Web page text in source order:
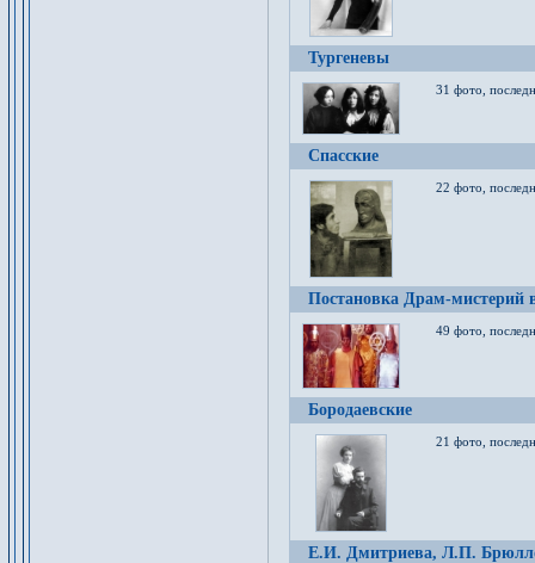
Тургеневы
31 фото,
Спасские
22 фото,
Постановка Драм-мистерий
49 фото,
Бородаевские
21 фото,
Е.И. Дмитриева, Л.П.